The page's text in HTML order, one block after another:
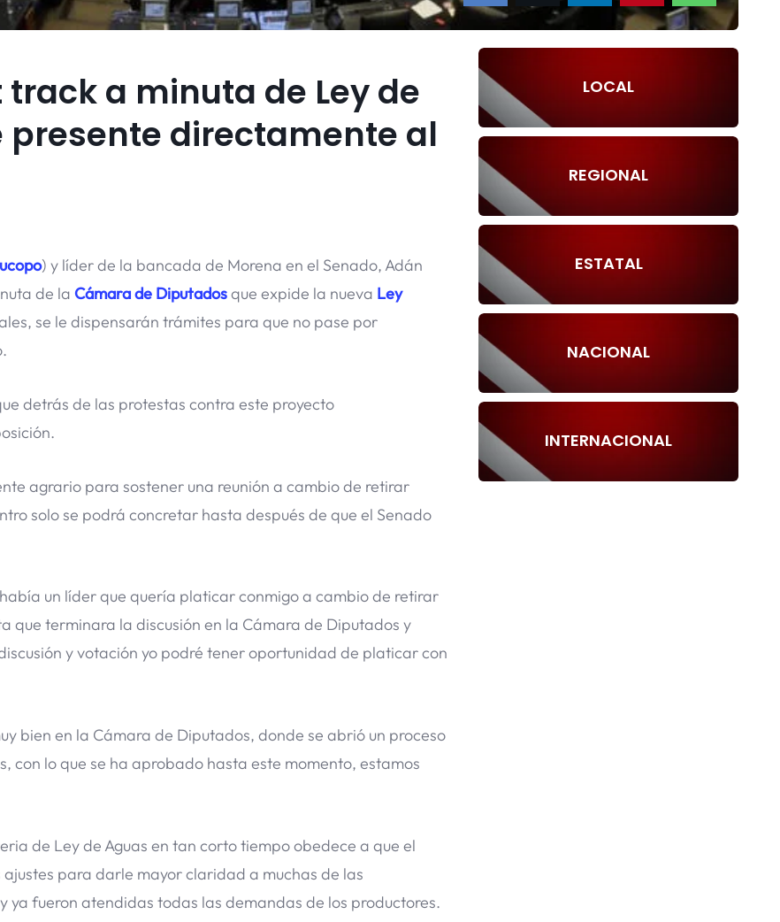
a minuta de Ley de
presente directamente al
) y líder de la bancada de Morena en el Senado, Adán
de la Cámara de Diputadosque expide la nueva Ley
se le dispensarán trámites para que no pase por
detrás de las protestas contra este proyecto
agrario para sostener una reunión a cambio de retirar
solo se podrá concretar hasta después de que el Senado
un líder que quería platicar conmigo a cambio de retirar
que terminara la discusión en la Cámara de Diputados y
y votación yo podré tener oportunidad de platicar con
bien en la Cámara de Diputados, donde se abrió un proceso
con lo que se ha aprobado hasta este momento, estamos
de Ley de Aguas en tan corto tiempo obedece a que el
para darle mayor claridad a muchas de las
ya fueron atendidas todas las demandas de los productores.
LOCAL
REGIONAL
ESTATAL
NACIONAL
INTERNACIONAL